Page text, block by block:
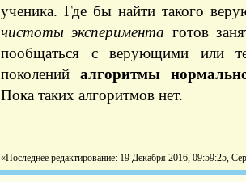
ученика. Где бы найти такого
чистоты эксперимента готов
пообщаться с верующими или
поколенийалгоритмы
Пока таких алгоритмов нет.
«Последнее редактирование: 19 Декабря 2016, 09:59:25,